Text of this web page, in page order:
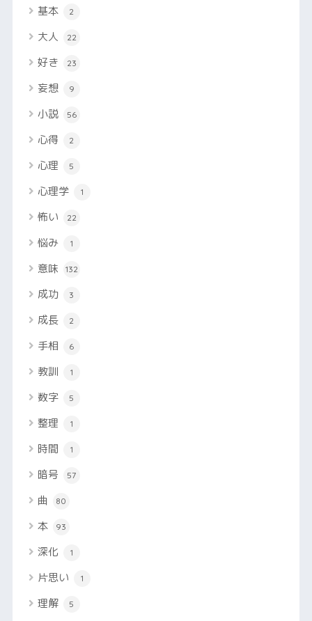
基本 2
大人 22
好き 23
妄想 9
小説 56
心得 2
心理 5
心理学 1
怖い 22
悩み 1
意味 132
成功 3
成長 2
手相 6
教訓 1
数字 5
整理 1
時間 1
暗号 57
曲 80
本 93
深化 1
片思い 1
理解 5